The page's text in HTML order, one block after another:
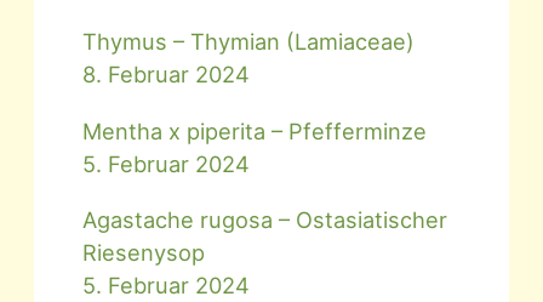
Thymus – Thymian (Lamiaceae)
8. Februar 2024
Mentha x piperita – Pfefferminze
5. Februar 2024
Agastache rugosa – Ostasiatischer
Riesenysop
5. Februar 2024